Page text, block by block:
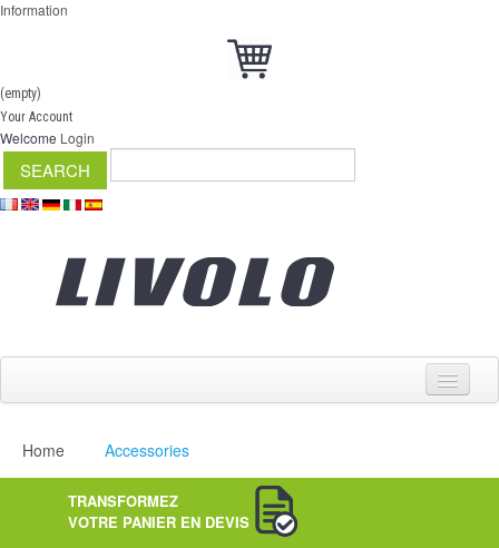
Information
(empty)
Your Account
Welcome Login
Switch
Dimmer
Home Accessories
TRANSFORMEZ
VOTRE PANIER EN DEVIS